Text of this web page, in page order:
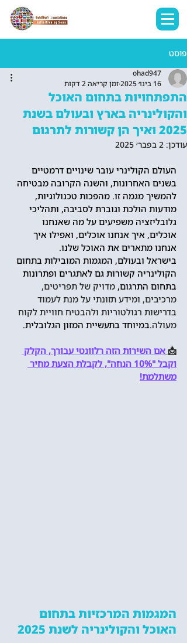
פוסט
התפתחויות בתחום האוכל
והקולינריה בארץ ובעולם בשנת
2025 ואיך הן קשורות לתרגום
ohad947
16 בינו׳ 2025
זמן קריאה 2 דקות
עודכן: 2 בפבר׳ 2025
העולם הקולינרי עובר שינויים דרמטיים
בשנים האחרונות, והשנה הקרובה מבטיחה
להמשיך מגמה זו. מהפכות טכנולוגיות,
מודעות הולכת וגוברת לסביבה, ותהליכי
גלובליזציה משפיעים על מה שאנחנו
אוכלים, איך אנחנו אוכלים, ואפילו איך
אנחנו מתארים את האוכל שלנו.
בישראל ובעולם, המגמות המובילות בתחום
הקולינריה קשורות גם לאתגרים ופתרונות
בתחום התרגום, מדויק של תפריטים,
מרכיבים, ומידע תזונתי על מנת לעמוד
בדרישות רגולטוריות ולהבטיח חוויית לקוח
מעולה.במיוחד בתעשיית המזון הגלובלית.
📩 אם השירות הזה רלוונטי עבורך, הקלק
וקבל "10% הנחה", לקבלת הצעת מחיר
משתלמת!
המגמות המרכזיות בתחום
האוכל והקולינריה לשנת 2025